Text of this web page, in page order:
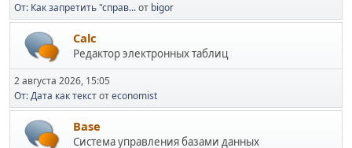
От: Как запретить "справ...от bigor
Calc
Редактор электронных таблиц
2 августа 2026, 15:05
От: Дата как текстотeconomist
Base
Система управления базами данных